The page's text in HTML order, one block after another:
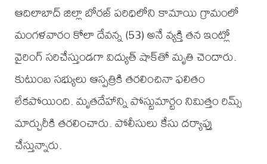
ఆదిలాబాద్ జిల్లా బోరజ్ పరిధిలోని కామాయి గ్రామంలో
మంగళవారం కోలా దేవన్న (53) అనే వ్యక్తి తన ఇంట్లో
వైరింగ్ సరిచేస్తుండగా విద్యుత్ షాక్‌తో మృతి చెందారు.
కుటుంబ సభ్యులు ఆస్పత్రికి తరలించినా ఫలితం
లేకపోయింది. మృతదేహాన్ని పోస్టుమార్టం నిమిత్తం రిమ్స్
మార్చురీకి తరలించారు. పోలీసులు కేసు దర్యాప్తు
చేస్తున్నారు.